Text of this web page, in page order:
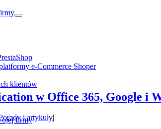
e-Commerce Shoper
klientów
firmy
w Office 365, Google i
i artykuły|